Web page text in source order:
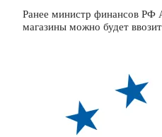
Ранее министр финансов РФ
магазины можно будет